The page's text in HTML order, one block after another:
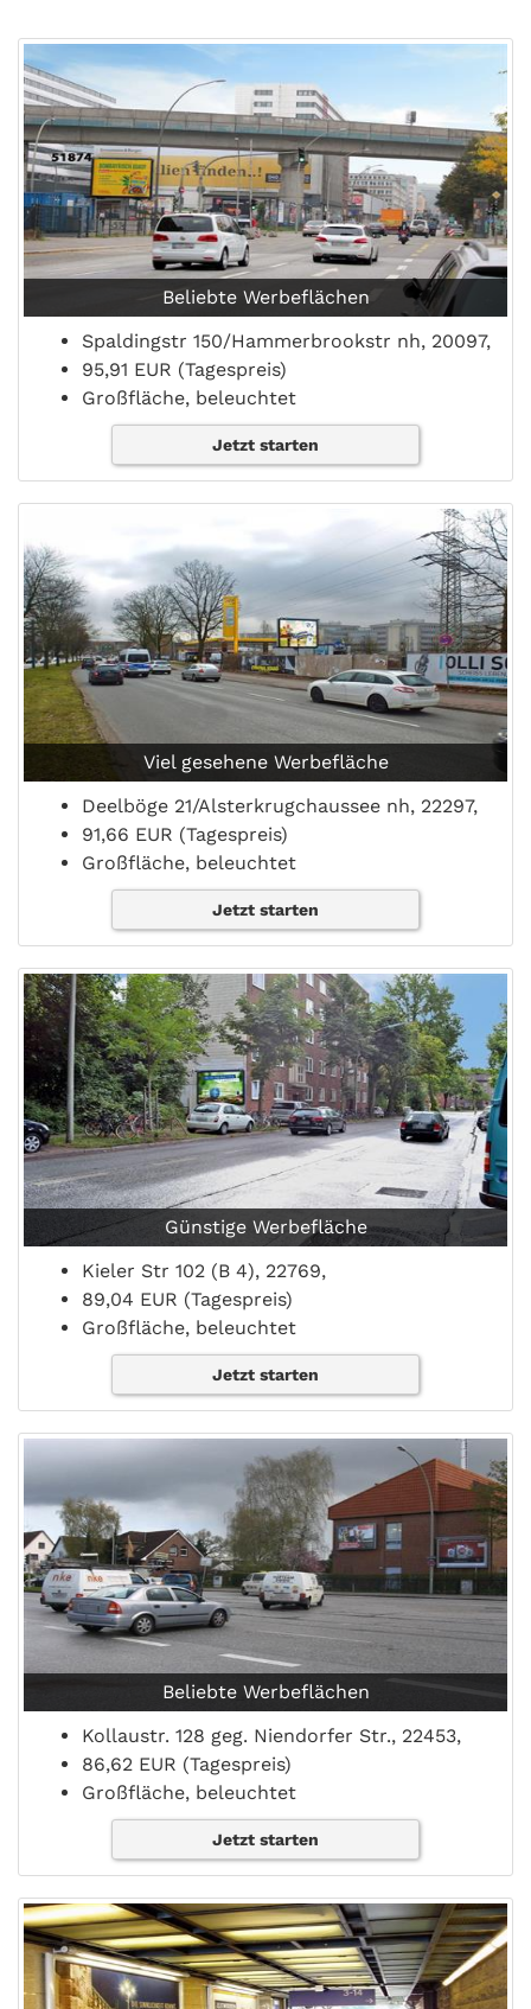
Beliebte Werbeflächen
Spaldingstr 150/Hammerbrookstr nh, 20097,
95,91 EUR (Tagespreis)
Großfläche, beleuchtet
Jetzt starten
Viel gesehene Werbefläche
Deelböge 21/Alsterkrugchaussee nh, 22297,
91,66 EUR (Tagespreis)
Großfläche, beleuchtet
Jetzt starten
Günstige Werbefläche
Kieler Str 102 (B 4), 22769,
89,04 EUR (Tagespreis)
Großfläche, beleuchtet
Jetzt starten
Beliebte Werbeflächen
Kollaustr. 128 geg. Niendorfer Str., 22453,
86,62 EUR (Tagespreis)
Großfläche, beleuchtet
Jetzt starten